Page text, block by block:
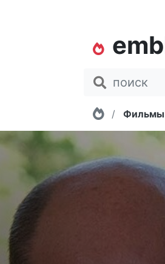
Главная
Фильмы